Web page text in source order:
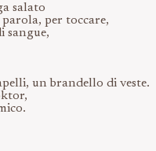
salato
per toccare,
sangue,
un brandello di veste.